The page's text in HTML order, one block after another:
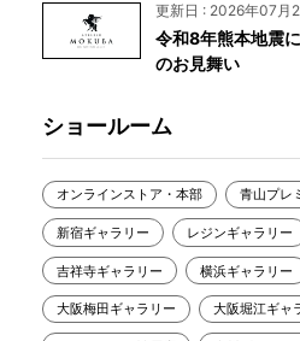
更新日 : 2026年07月
令和8年熊本地震
のお見舞い
ショールーム
オンラインストア・本部 青山プレ
新宿ギャラリー レジンギャラリー
吉祥寺ギャラリー 横浜ギャラリー
大阪梅田ギャラリー 大阪堀江ギャ